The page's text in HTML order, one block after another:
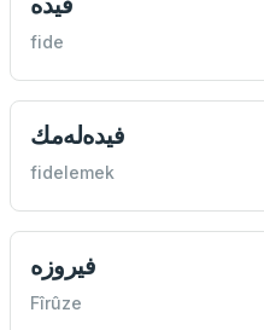
fide
فيده‌له‌مك
fidelemek
فيروزه
Fîrûze